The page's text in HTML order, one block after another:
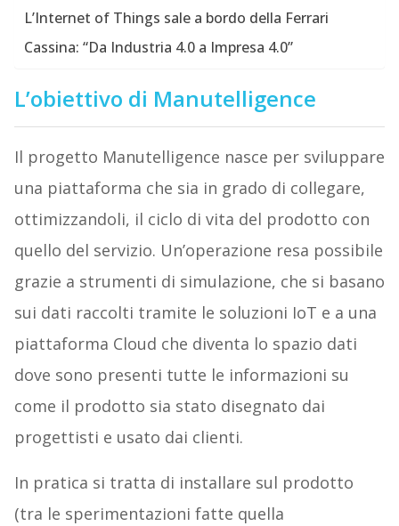
L’Internet of Things sale a bordo della Ferrari
Cassina: “Da Industria 4.0 a Impresa 4.0”
L’obiettivo di Manutelligence
Il progetto Manutelligence nasce per sviluppare
una piattaforma che sia in grado di collegare,
ottimizzandoli, il ciclo di vita del prodotto con
quello del servizio. Un’operazione resa possibile
grazie a strumenti di simulazione, che si basano
sui dati raccolti tramite le soluzioni IoT e a una
piattaforma Cloud che diventa lo spazio dati
dove sono presenti tutte le informazioni su
come il prodotto sia stato disegnato dai
progettisti e usato dai clienti.
In pratica si tratta di installare sul prodotto
(tra le sperimentazioni fatte quella